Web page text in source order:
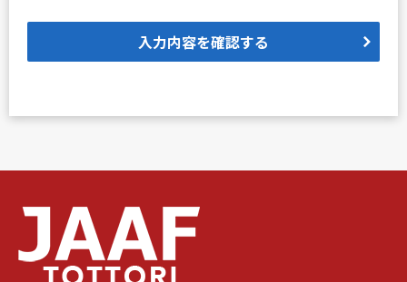
を取得します。
取得の際に特定した利用目的の範囲内で利用しま
本協会は、法令に定める場合を除き、個人情報を
事前に本人の同意を得ることなく第三者に提供し
ません。
入力内容を確認する